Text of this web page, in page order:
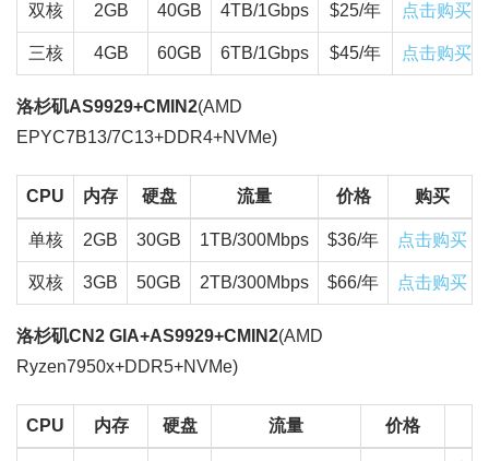
双核 2GB 40GB 4TB/1Gbps $25/年 点击购买
三核 4GB 60GB 6TB/1Gbps $45/年 点击购买
洛杉矶AS9929+CMIN2(AMD
EPYC7B13/7C13+DDR4+NVMe)
CPU 内存 硬盘 流量 价格 购买
单核 2GB 30GB 1TB/300Mbps $36/年 点击购买
双核 3GB 50GB 2TB/300Mbps $66/年 点击购买
洛杉矶CN2 GIA+AS9929+CMIN2(AMD
Ryzen7950x+DDR5+NVMe)
CPU 内存 硬盘 流量 价格